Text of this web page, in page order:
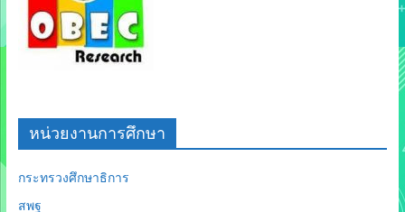
หน่วยงานการศึกษา
กระทรวงศึกษาธิการ
สพฐ